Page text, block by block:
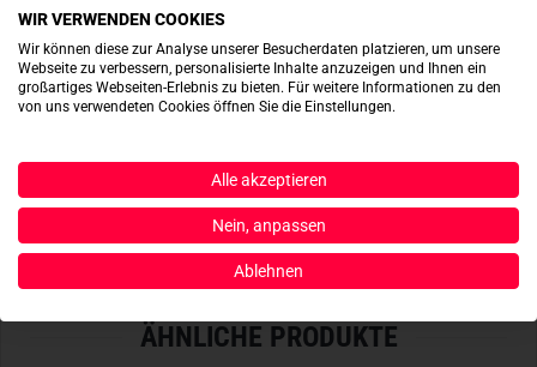
ACTIONSHOTS
JETZT BEREITSTELLEN
ÄHNLICHE PRODUKTE
WIR VERWENDEN COOKIES
Wir können diese zur Analyse unserer Besucherdaten platzieren, um unsere
Webseite zu verbessern, personalisierte Inhalte anzuzeigen und Ihnen ein
großartiges Webseiten-Erlebnis zu bieten. Für weitere Informationen zu den
von uns verwendeten Cookies öffnen Sie die Einstellungen.
Alle akzeptieren
Nein, anpassen
Ablehnen